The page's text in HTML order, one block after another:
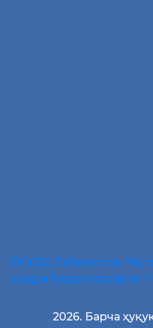
100052, Ўзбекистон
шаҳри Бодомзор йўли 1-
2026. Барча